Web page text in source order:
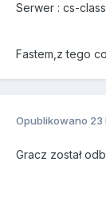
Serwer : cs-
Fastem,z tego
Opublikowano 23
Gracz został